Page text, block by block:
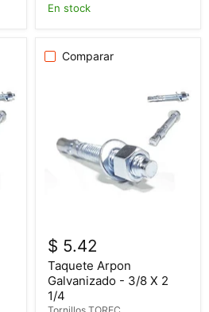
En stock
Comparar
$ 5.42
Taquete Arpon
Galvanizado - 3/8 X 2
1/4